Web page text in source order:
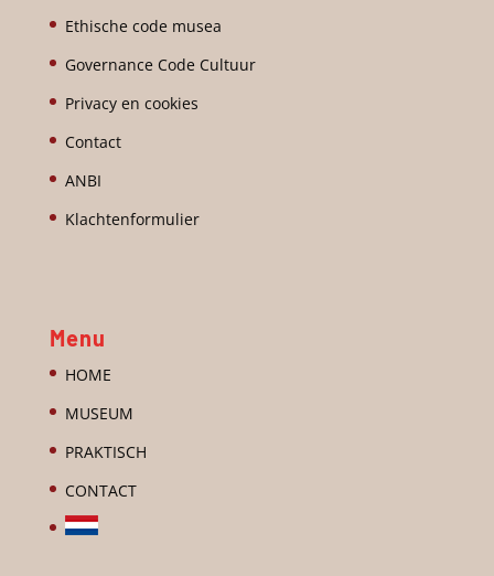
Ethische code musea
Governance Code Cultuur
Privacy en cookies
Contact
ANBI
Klachtenformulier
Menu
HOME
MUSEUM
PRAKTISCH
CONTACT